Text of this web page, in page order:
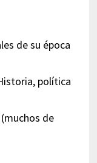
de su época
política
de